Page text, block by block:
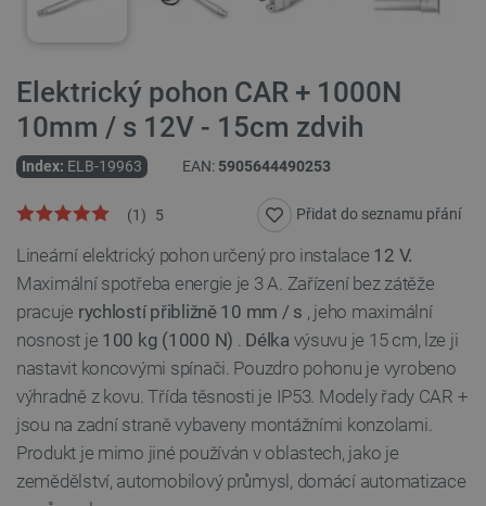
Elektrický pohon CAR + 1000N
10mm / s 12V - 15cm zdvih
Index: ELB-19963 EAN: 5905644490253
5
(1) Přidat do seznamu přání
Lineární elektrický pohon určený pro instalace 12 V.
Maximální spotřeba energie je 3 A. Zařízení bez zátěže
pracuje rychlostí přibližně 10 mm / s , jeho maximální
nosnost je 100 kg (1000 N) . Délka výsuvu je 15 cm, lze ji
nastavit koncovými spínači. Pouzdro pohonu je vyrobeno
výhradně z kovu. Třída těsnosti je IP53. Modely řady CAR +
jsou na zadní straně vybaveny montážními konzolami.
Produkt je mimo jiné používán v oblastech, jako je
zemědělství, automobilový průmysl, domácí automatizace